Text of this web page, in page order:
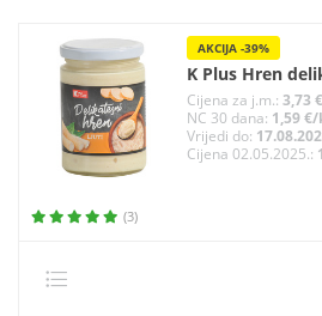
AKCIJA -39%
K Plus Hren
Cijena za j.m.: 3,73
NC 30 dana: 1,59
Vrijedi do:
Cijena 02.05.2025.:
(3)